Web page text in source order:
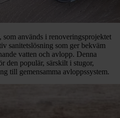
används i renoveringsprojektet
sanitetslösning som ger bekväm
vatten och avlopp. Denna
den populär, särskilt i stugor,
till gemensamma avloppssystem.